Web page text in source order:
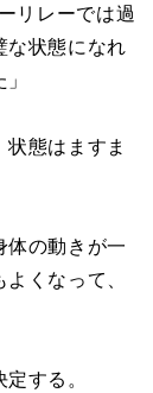
リレーでは過
な状態になれ
態はますま
体の動きが一
くなって、
する。